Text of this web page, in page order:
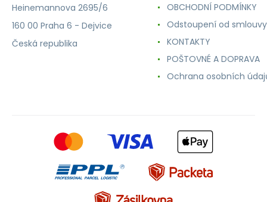
Heinemannova 2695/6
160 00 Praha 6 - Dejvice
Česká republika
OBCHODNÍ PODMÍNKY
Odstoupení od smlouvy
KONTAKTY
POŠTOVNÉ A DOPRAVA
Ochrana osobních